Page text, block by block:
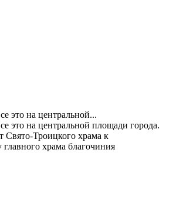
это на центральной...
это на центральной площади города.
Свято-Троицкого храма к
храма благочиния